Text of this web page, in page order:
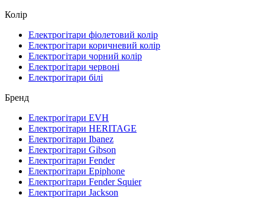
Колір
Електрогітари фіолетовий колір
Електрогітари коричневий колір
Електрогітари чорний колір
Електрогітари червоні
Електрогітари білі
Бренд
Електрогітари EVH
Електрогітари HERITAGE
Електрогітари Ibanez
Електрогітари Gibson
Електрогітари Fender
Електрогітари Epiphone
Електрогітари Fender Squier
Електрогітари Jackson